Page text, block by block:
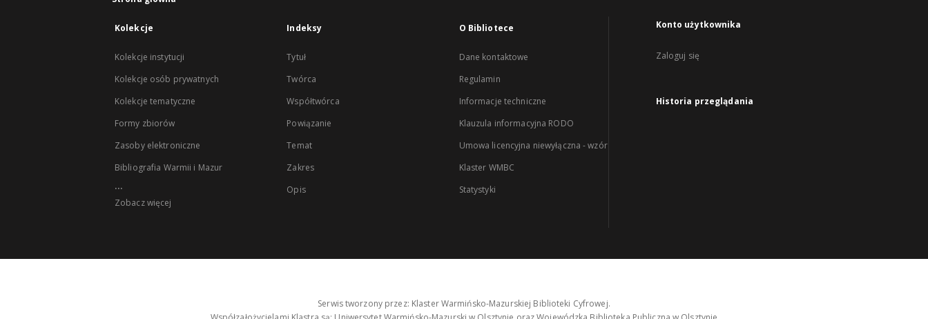
Kolekcje
Kolekcje instytucji
Kolekcje osób prywatnych
Kolekcje tematyczne
Formy zbiorów
Zasoby elektroniczne
Bibliografia Warmii i Mazur
...
Zobacz więcej
Indeksy
Tytuł
Twórca
Współtwórca
Powiązanie
Temat
Zakres
Opis
O Bibliotece
Dane kontaktowe
Regulamin
Informacje techniczne
Klauzula informacyjna RODO
Umowa licencyjna niewyłączna - wzór
Klaster WMBC
Statystyki
Konto użytkownika
Zaloguj się
Historia przeglądania
Serwis tworzony przez: Klaster Warmińsko-Mazurskiej Biblioteki Cyfrowej.